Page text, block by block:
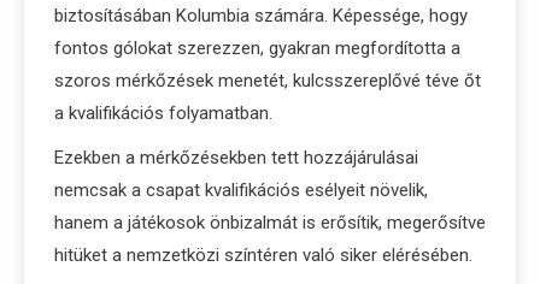
biztosításában Kolumbia számára. Képessége, hogy
fontos gólokat szerezzen, gyakran megfordította a
szoros mérkőzések menetét, kulcsszereplővé téve őt
a kvalifikációs folyamatban.
Ezekben a mérkőzésekben tett hozzájárulásai
nemcsak a csapat kvalifikációs esélyeit növelik,
hanem a játékosok önbizalmát is erősítik, megerősítve
hitüket a nemzetközi színtéren való siker elérésében.